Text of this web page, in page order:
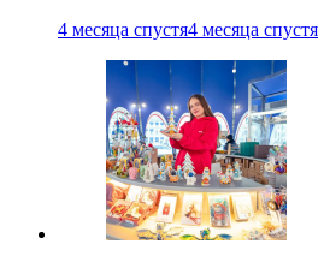
4 месяца спустя4 месяца спустя